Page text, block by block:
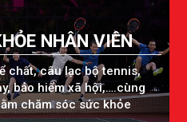
NHÂN VIÊN
chất, câu lạc bộ tennis,
bảo hiểm xã hội,….cùng
chăm sóc sức khỏe